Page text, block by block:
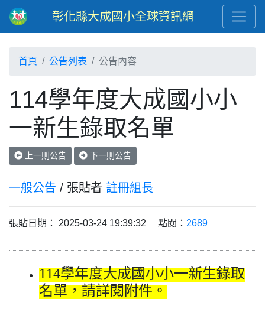
彰化縣大成國小全球資訊網
首頁 公告列表 公告內容
114學年度大成國小小
一新生錄取名單
上一則公告 下一則公告
一般公告 / 張貼者 註冊組長
張貼日期： 2025-03-24 19:39:32 點閱： 2689
114學年度大成國小小一新生錄取
名單，請詳閱附件。